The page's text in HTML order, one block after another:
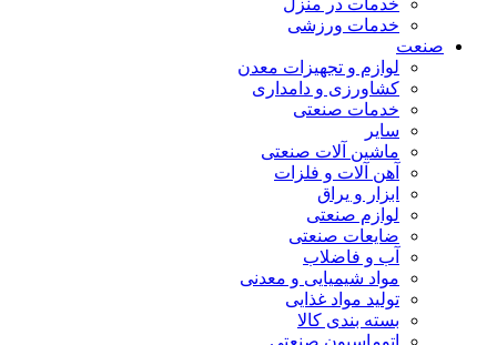
خدمات در منزل
خدمات ورزشی
صنعت
لوازم و تجهیزات معدن
کشاورزی و دامداری
خدمات صنعتی
سایر
ماشین آلات صنعتی
آهن آلات و فلزات
ابزار و یراق
لوازم صنعتی
ضایعات صنعتی
آب و فاضلاب
مواد شیمیایی و معدنی
تولید مواد غذایی
بسته بندی کالا